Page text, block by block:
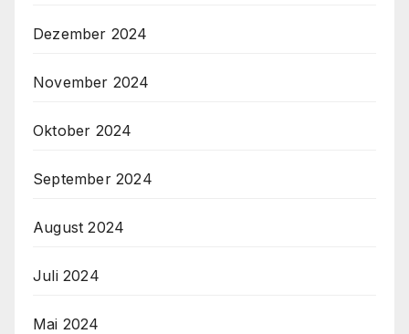
Dezember 2024
November 2024
Oktober 2024
September 2024
August 2024
Juli 2024
Mai 2024